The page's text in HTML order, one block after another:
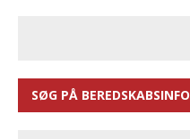
SØG PÅ BEREDSKABSINFO